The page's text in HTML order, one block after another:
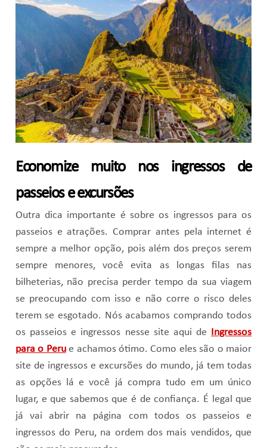
Economize muito nos ingressos de
passeios e excursões
Outra dica importante é sobre os ingressos para os
passeios e atrações. Comprar antes pela internet é
sempre a melhor opção, pois além dos preços serem
sempre menores, você evita as longas filas nas
bilheterias, não precisa perder tempo da sua viagem
se preocupando com isso e não corre o risco deles
terem se esgotado. Nós acabamos comprando todos
os passeios e ingressos nesse site aqui de Ingressos
para o Perue achamos ótimo. Como eles são o maior
site de ingressos e excursões do mundo, já tem todas
as opções lá e você já compra tudo em um único
lugar, e que sabemos que é de confiança. É legal que
já vai abrir na página com todos os passeios e
ingressos do Peru, na ordem dos mais vendidos, que